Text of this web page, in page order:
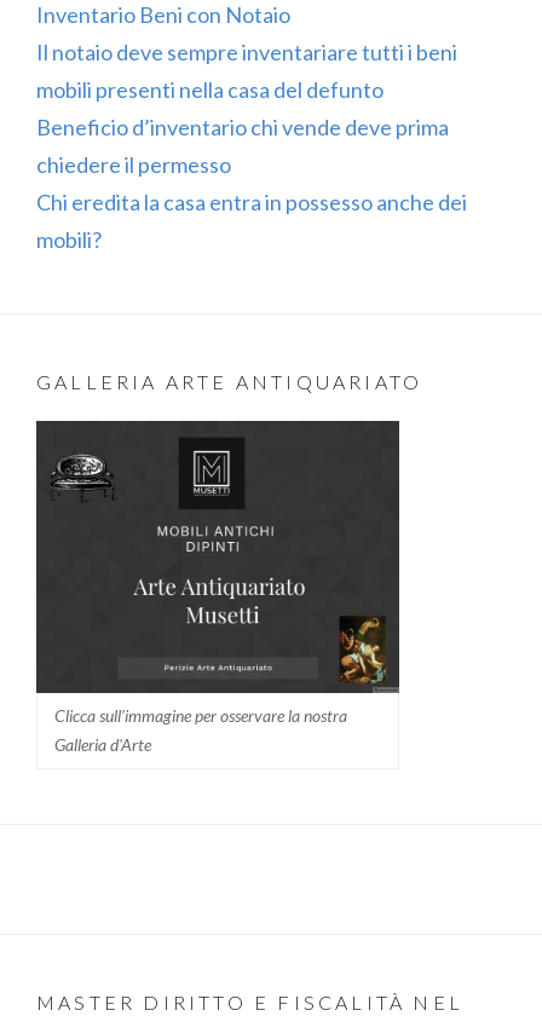
Inventario Beni con Notaio
Il notaio deve sempre inventariare tutti i beni
mobili presenti nella casa del defunto
Beneficio d’inventario chi vende deve prima
chiedere il permesso
Chi eredita la casa entra in possesso anche dei
mobili?
GALLERIA ARTE ANTIQUARIATO
Clicca sull'immagine per osservare la nostra
Galleria d'Arte
MASTER DIRITTO E FISCALITÀ NEL